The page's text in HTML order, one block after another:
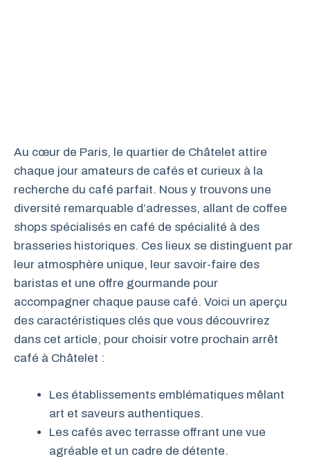
Au cœur de Paris, le quartier de Châtelet attire
chaque jour amateurs de cafés et curieux à la
recherche du café parfait. Nous y trouvons une
diversité remarquable d’adresses, allant de coffee
shops spécialisés en café de spécialité à des
brasseries historiques. Ces lieux se distinguent par
leur atmosphère unique, leur savoir-faire des
baristas et une offre gourmande pour
accompagner chaque pause café. Voici un aperçu
des caractéristiques clés que vous découvrirez
dans cet article, pour choisir votre prochain arrêt
café à Châtelet :
Les établissements emblématiques mêlant
art et saveurs authentiques.
Les cafés avec terrasse offrant une vue
agréable et un cadre de détente.